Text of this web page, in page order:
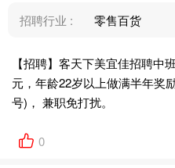
招聘行业 : 零售百货
【招聘】客天下美宜佳招聘中
元，年龄22岁以上做满半年奖
号)， 兼职免打扰。
0